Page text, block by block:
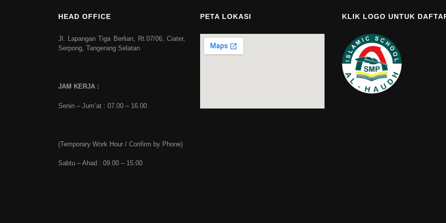
HEAD OFFICE
Jl. Lapangan Tiga Berlian, Rt.07/06, Ciater,
Serpong, Tangerang Selatan
JAM KERJA :
Senin – Jum’at : 07.00 – 16.00
(Temporary Work Hour / Confirm by Phone)
Sabtu – Ahad : 09.00 – 15.00
PETA LOKASI KLIK LOGO UNTUK